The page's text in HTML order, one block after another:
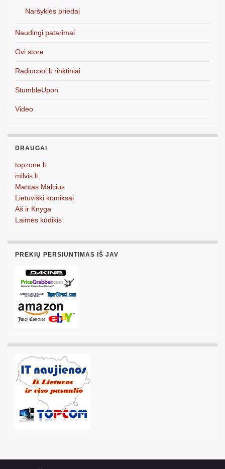
Naršyklės priedai
Naudingi patarimai
Ovi store
Radiocool.lt rinktiniai
StumbleUpon
Video
DRAUGAI
topzone.lt
milvis.lt
Mantas Malcius
Lietuviški komiksai
Aš ir Knyga
Laimės kūdikis
PREKIŲ PERSIUNTIMAS IŠ JAV